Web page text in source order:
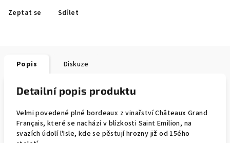
Zeptat se Sdílet
Popis Diskuze
Detailní popis produktu
Velmi povedené plné bordeaux z vinařství Châteaux Grand
Français, které se nachází v blízkosti Saint Emilion, na
svazích údolí l'Isle, kde se pěstují hrozny již od 15ého